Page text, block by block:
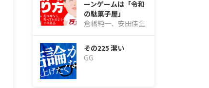
ーンゲームは「令和
の駄菓子屋」
倉橋純一、安田佳生
その225 潔い
GG